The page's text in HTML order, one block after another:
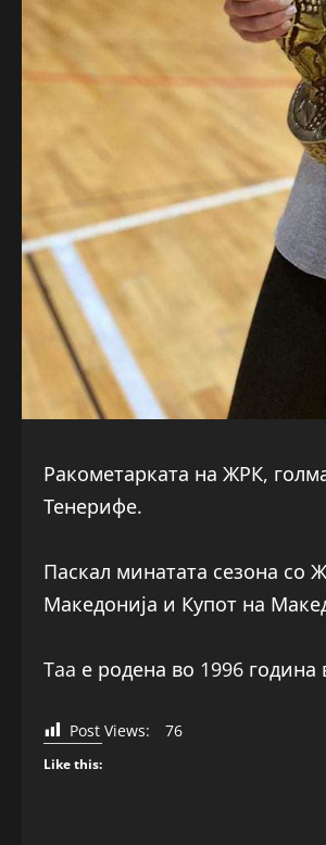
Ракометарката на ЖРК,
Тенерифе.
Паскал минатата сезона со
Македонија и Купот на
Taa е родена во 1996
Post Views: 76
Like this: